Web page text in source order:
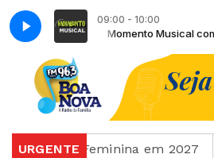
09:00 - 10:00
Rádio Boa Nova Momento Musical
URGENTE
Copa Feminina em 2027